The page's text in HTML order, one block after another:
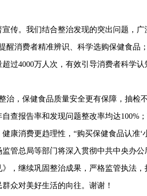
宣传。我们结合整治发现的突出问题，
醒消费者精准辨识、科学选购保健食品
过4000万人次，有效引导消费者科学
治，保健食品质量安全更有保障，抽检
查报告率和发现问题整改率均达100%
康消费更趋理性，“购买保健食品认准‘
监管总局等部门将深入贯彻中共中央办
，继续巩固整治成果，严格监管执法
众对美好生活的向往。谢谢！